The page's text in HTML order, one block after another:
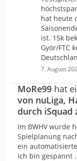
hat heute
ist. 15k
Györ/FTC
7. August
MoRe99 hat
von nuLiga,
durch iSquad
Im BWHV wurde
Spielplanung
ein
Ich bin gespannt